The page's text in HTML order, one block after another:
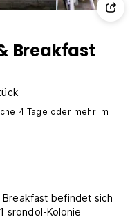
Breakfast
4 Tage oder mehr im
Breakfast befindet sich
srondol-Kolonie